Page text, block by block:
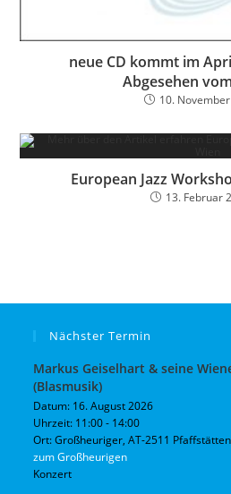
neue CD kommt im
Abgesehen
10.
European Jazz
13. Februar
Nächster Termin
Markus Geiselhart & seine
(Blasmusik)
Datum: 16. August 2026
Uhrzeit: 11:00 - 14:00
Ort:Großheuriger, AT-2511 Pfaffstätten
zum Großheurigen
Konzert